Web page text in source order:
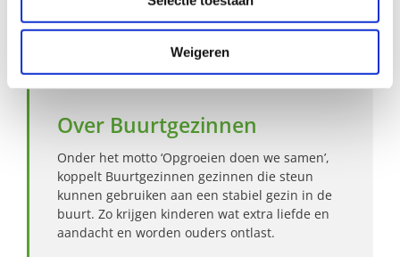
Weigeren
Bekijk andere zoekprofielen
Over Buurtgezinnen
Onder het motto ‘Opgroeien doen we samen’,
koppelt Buurtgezinnen gezinnen die steun
kunnen gebruiken aan een stabiel gezin in de
buurt. Zo krijgen kinderen wat extra liefde en
aandacht en worden ouders ontlast.